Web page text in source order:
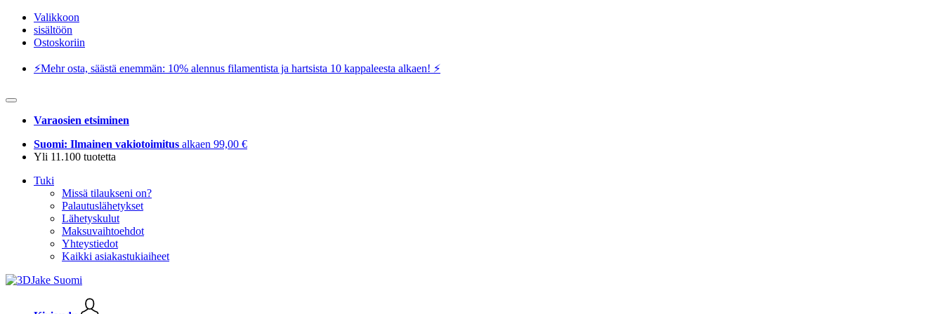
Valikkoon
sisältöön
Ostoskoriin
⚡️Mehr osta, säästä enemmän: 10% alennus filamentista ja hartsista 10 kappaleesta alkaen! ⚡️
Varaosien etsiminen
Suomi: Ilmainen vakiotoimitus alkaen 99,00 €
Yli 11.100 tuotetta
Tuki
Missä tilaukseni on?
Palautuslähetykset
Lähetyskulut
Maksuvaihtoehdot
Yhteystiedot
Kaikki asiakastukiaiheet